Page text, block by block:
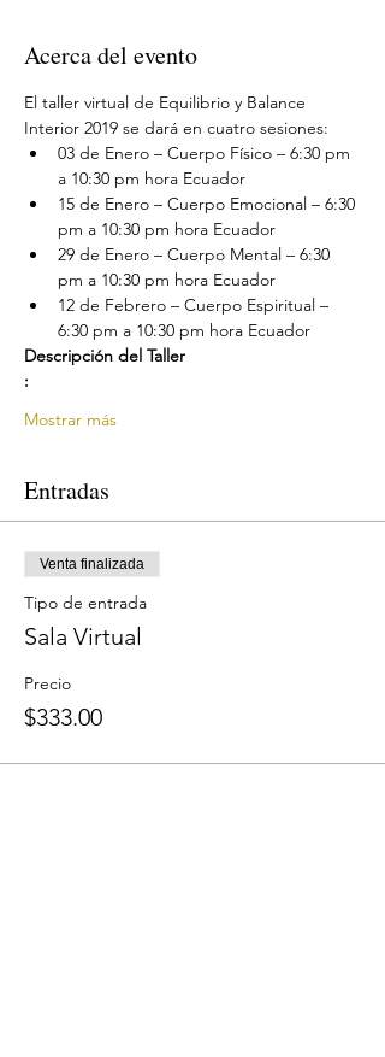
Acerca del evento
El taller virtual de Equilibrio y Balance
Interior 2019 se dará en cuatro sesiones:
03 de Enero – Cuerpo Físico – 6:30 pm
a 10:30 pm hora Ecuador
15 de Enero – Cuerpo Emocional – 6:30
pm a 10:30 pm hora Ecuador
29 de Enero – Cuerpo Mental – 6:30
pm a 10:30 pm hora Ecuador
12 de Febrero – Cuerpo Espiritual –
6:30 pm a 10:30 pm hora Ecuador
Descripción del Taller
:
Mostrar más
Entradas
Venta finalizada
Tipo de entrada
Sala Virtual
Precio
$333.00